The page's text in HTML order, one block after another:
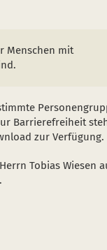
Menschen mit
Barrierefreiheit
zur Verfügung.
Tobias Wiesen